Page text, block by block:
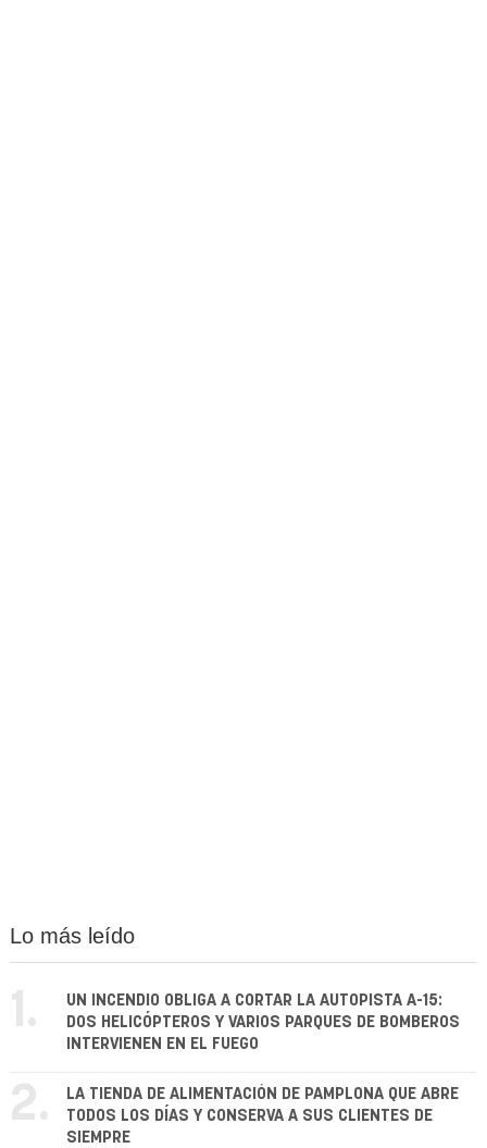
Lo más leído
1.
UN INCENDIO OBLIGA A CORTAR LA AUTOPISTA A-15:
DOS HELICÓPTEROS Y VARIOS PARQUES DE BOMBEROS
INTERVIENEN EN EL FUEGO
2.
LA TIENDA DE ALIMENTACIÓN DE PAMPLONA QUE ABRE
TODOS LOS DÍAS Y CONSERVA A SUS CLIENTES DE
SIEMPRE